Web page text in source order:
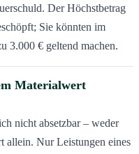
Der Höchstbetrag
Sie könnten im
3.000 € geltend machen.
Materialwert
nicht absetzbar – weder
allein. Nur Leistungen eines